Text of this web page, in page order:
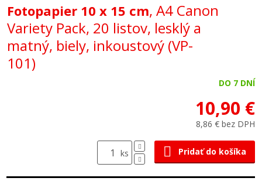
Fotopapier 10 x 15 cm, A4 Canon
Variety Pack, 20 listov, lesklý a
matný, biely, inkoustový (VP-
101)
DO 7 DNÍ
10,90 €
8,86 € bez DPH
ks Pridať do košíka